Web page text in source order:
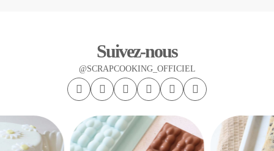
Suivez-nous
@SCRAPCOOKING_OFFICIEL